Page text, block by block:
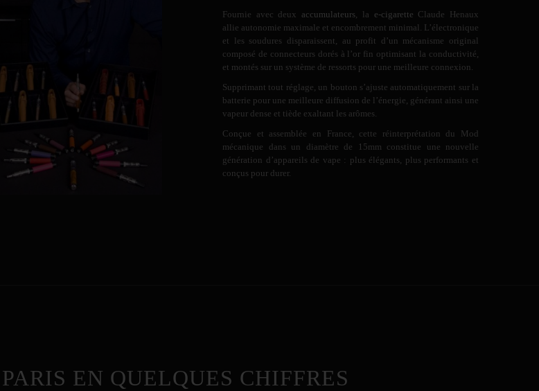
Fournie avec deux accumulateurs , la e-cigarette Claude Henaux
allie autonomie maximale et encombrement minimal. L’électronique
et les soudures disparaissent, au profit d’un mécanisme original
composé de connecteurs dorés à l’or fin optimisant la conductivité,
et montés sur un système de ressorts pour une meilleure connexion.
Supprimant tout réglage, un bouton s’ajuste automatiquement sur la
batterie pour une meilleure diffusion de l’énergie, générant ainsi une
vapeur dense et tiède exaltant les arômes.
Conçue et assemblée en France, cette réinterprétation du Mod
mécanique dans un diamètre de 15mm constitue une nouvelle
génération d’appareils de vape : plus élégants, plus performants et
conçus pour durer.
EN QUELQUES CHIFFRES